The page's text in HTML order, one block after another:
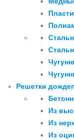
Решетки
Из
Из
Из